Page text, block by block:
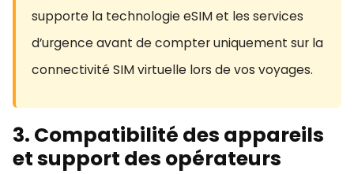
supporte la technologie eSIM et les services
d’urgence avant de compter uniquement sur la
connectivité SIM virtuelle lors de vos voyages.
3. Compatibilité des appareils
et support des opérateurs